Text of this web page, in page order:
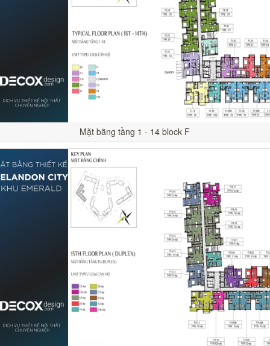
Mặt bằng tầng 1 - 14 block F